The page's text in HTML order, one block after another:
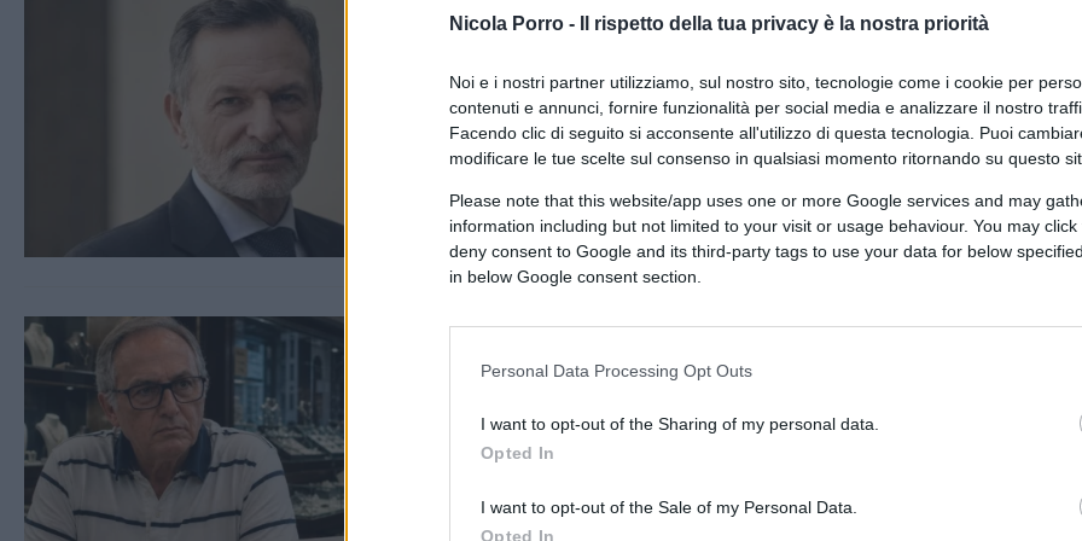
Nicola Porro - Il rispetto della tua privacy è la nostra priorità
Noi e i nostri partner utilizziamo, sul nostro sito, tecnologie come i cookie per
contenuti e annunci, fornire funzionalità per social media e analizzare il nostro
Facendo clic di seguito si acconsente all'utilizzo di questa tecnologia. Puoi
modificare le tue scelte sul consenso in qualsiasi momento ritornando su questo
Please note that this website/app uses one or more Google services and may
information including but not limited to your visit or usage behaviour. You may
deny consent to Google and its third-party tags to use your data for below
in below Google consent section.
Personal Data Processing Opt Outs
I want to opt-out of the Sharing of my personal data.
Opted In
I want to opt-out of the Sale of my Personal Data.
Opted In
legittima, disposti a migliorare
di Alessio Galvani
23 Luglio 2026, 14:19
2.7k
Caso Roggero, così va cambiata la
legge sulla legittima difesa